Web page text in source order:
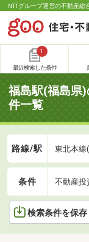
NTTグループ運営の不動産総
1
最近検索した条件
福島駅(福島県
件一覧
路線/駅 東北本線
条件 不動産投
検索条件を保存